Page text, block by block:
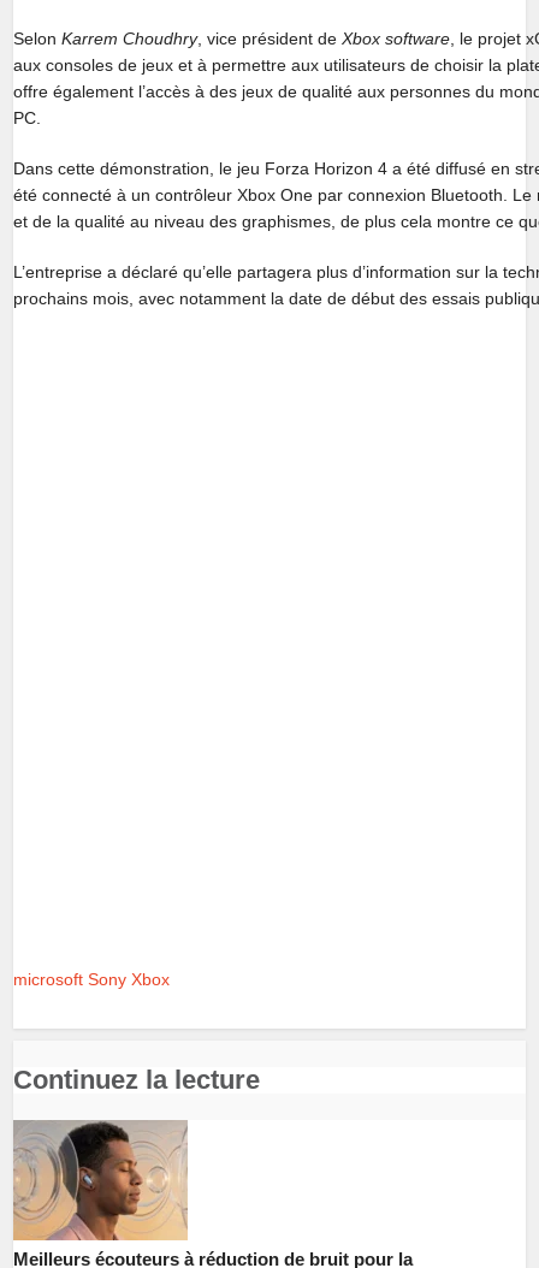
SelonKarrem Choudhry, vice président deXbox software , le projet
aux consoles de jeux et à permettre aux utilisateurs de choisir la
offre également l’accès à des jeux de qualité aux personnes du
PC.
Dans cette démonstration, le jeu Forza Horizon 4 a été diffusé en
été connecté à un contrôleur Xbox One par connexion Bluetooth.
et de la qualité au niveau des graphismes, de plus cela montre ce
L’entreprise a déclaré qu’elle partagera plus d’information sur la
prochains mois, avec notamment la date de début des essais
microsoft Sony Xbox
Continuez la lecture
Meilleurs écouteurs à réduction de bruit pour la